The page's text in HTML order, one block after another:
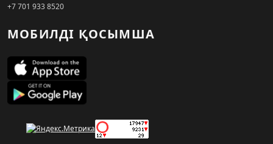
+7 701 933 8520
МОБИЛДІ ҚОСЫМША